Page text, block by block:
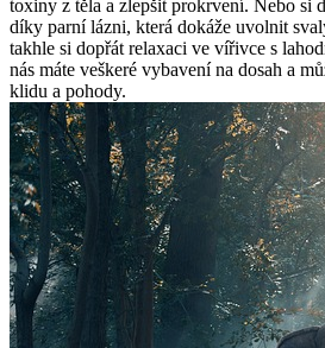
toxiny z těla a zlepšit prokrvení. Nebo si
díky parní lázni, která dokáže uvolnit
takhle si dopřát relaxaci ve vířivce s
nás máte veškeré vybavení na dosah a
klidu a pohody.